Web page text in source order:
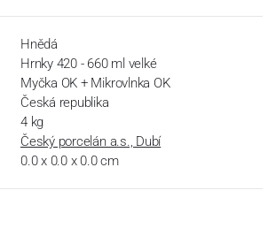
Hnědá
Hrnky 420 - 660 ml velké
Myčka OK + Mikrovlnka OK
Česká republika
4 kg
Český porcelán a.s., Dubí
0.0 x 0.0 x 0.0 cm